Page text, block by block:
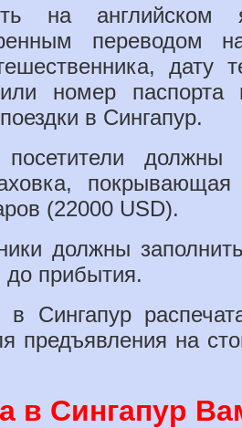
на английском
переводом
дату
номер паспорта
в Сингапур.
посетители
(22000 USD).
должны
прибытия.
Сингапур
предъявления на
в Сингапур